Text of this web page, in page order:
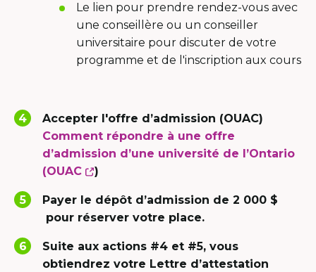
Le lien pour prendre rendez-vous avec
une conseillère ou un conseiller
universitaire pour discuter de votre
programme et de l'inscription aux cours
Accepter l'offre d’admission (OUAC)
Comment répondre à une offre
d’admission d’une université de l’Ontario
(OUAC
This
will
open
in
a
)
Payer le dépôt d’admission de 2 000 $
pour réserver votre place.
Suite aux actions #4 et #5, vous
obtiendrez votre Lettre d’attestation